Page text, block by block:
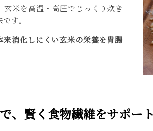
米を高温・高圧でじっくり炊き
す。
来消化しにくい玄米の栄養を胃腸
、賢く食物繊維をサポート